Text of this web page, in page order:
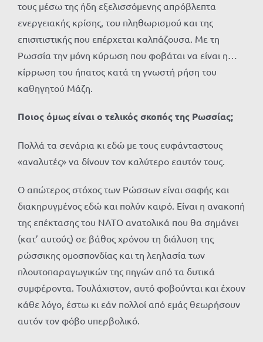
τους μέσω της ήδη εξελισσόμενης απρόβλεπτα
ενεργειακής κρίσης, του πληθωρισμού και της
επισιτιστικής που επέρχεται καλπάζουσα. Με τη
Ρωσσία την μόνη κύρωση που φοβάται να είναι η…
κίρρωση του ήπατος κατά τη γνωστή ρήση του
καθηγητού Μάζη.
Ποιος όμως είναι ο τελικός σκοπός της Ρωσσίας;
Πολλά τα σενάρια κι εδώ με τους ευφάνταστους
«αναλυτές» να δίνουν τον καλύτερο εαυτόν τους.
Ο απώτερος στόχος των Ρώσσων είναι σαφής και
διακηρυγμένος εδώ και πολύν καιρό. Είναι η ανακοπή
της επέκτασης του ΝΑΤΟ ανατολικά που θα σημάνει
(κατ’ αυτούς) σε βάθος χρόνου τη διάλυση της
ρώσσικης ομοσπονδίας και τη λεηλασία των
πλουτοπαραγωγικών της πηγών από τα δυτικά
συμφέροντα. Τουλάχιστον, αυτό φοβούνται και έχουν
κάθε λόγο, έστω κι εάν πολλοί από εμάς θεωρήσουν
αυτόν τον φόβο υπερβολικό.